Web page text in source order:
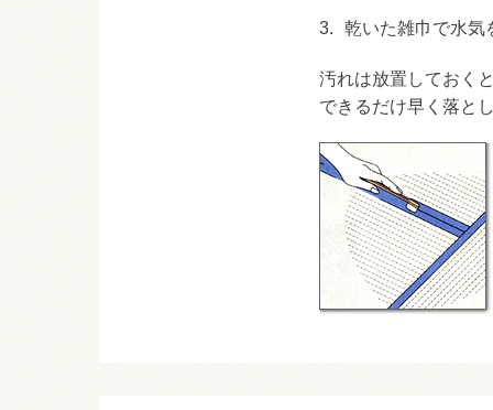
3. 乾いた雑巾で水気
汚れは放置しておく
できるだけ早く落と